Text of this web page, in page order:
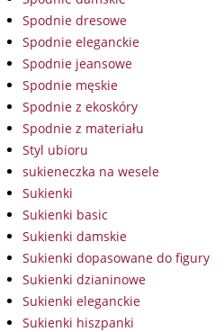
Spodnie dresowe
Spodnie eleganckie
Spodnie jeansowe
Spodnie męskie
Spodnie z ekoskóry
Spodnie z materiału
Styl ubioru
sukieneczka na wesele
Sukienki
Sukienki basic
Sukienki damskie
Sukienki dopasowane do figury
Sukienki dzianinowe
Sukienki eleganckie
Sukienki hiszpanki